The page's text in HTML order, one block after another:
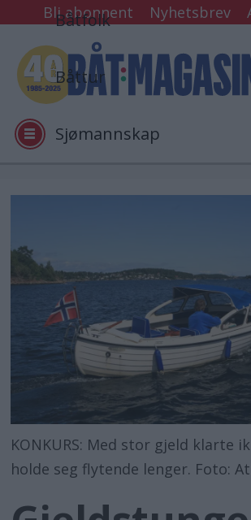
Bli abonnent Nyhetsbrev
Båtfolk
Båttur
Sjømannskap
Tester
Video
Logg inn
KONKURS: Med stor gjeld klarte
holde seg flytende lenger. Foto: